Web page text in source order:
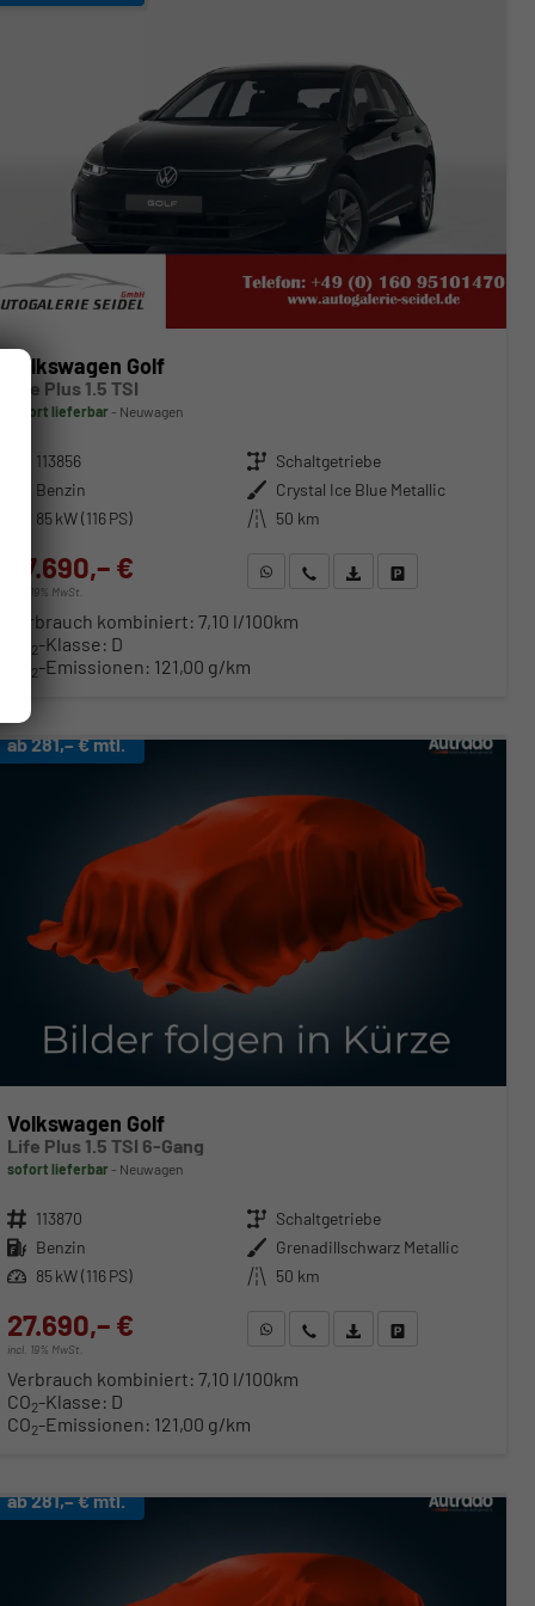
Volkswagen Golf
Life Plus 1.5 TSI
sofort lieferbar Neuwagen
113856 Getriebe Schaltgetriebe
Benzin Außenfarbe Crystal Ice Blue Metallic
85 kW (116 PS) Kilometerstand 50 km
27.690,– €
incl. 19% MwSt.
WhatsApp anfragen
Wir rufen Sie anFahrzeugexposé (PDF)
Fahrzeug parken
Verbrauch kombiniert: 7,10 l/100km
2-Klasse: D
2-Emissionen: 121,00 g/km
ab 281,– € mtl.
Volkswagen Golf
Life Plus 1.5 TSI 6-Gang
sofort lieferbar Neuwagen
Fahrzeugnr. 113870 Getriebe Schaltgetriebe
Kraftstoff Benzin Außenfarbe Grenadillschwarz Metallic
Leistung 85 kW (116 PS) Kilometerstand 50 km
27.690,– €
incl. 19% MwSt.
WhatsApp anfragen
Wir rufen Sie anFahrzeugexposé (PDF)
Fahrzeug parken
Verbrauch kombiniert: 7,10 l/100km
CO2-Klasse: D
CO2-Emissionen: 121,00 g/km
ab 281,– € mtl.